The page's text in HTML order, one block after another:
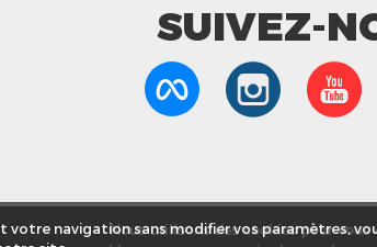
SUIVEZ-
votre navigation sans modifier vos paramètres,
Nous utilisons des cookies pour